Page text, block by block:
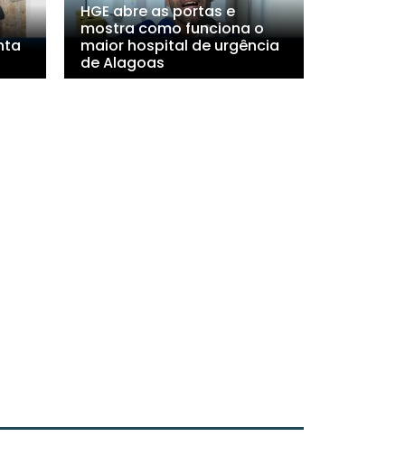
HGE abre as portas e
mostra como funciona o
maior hospital de urgência
de Alagoas